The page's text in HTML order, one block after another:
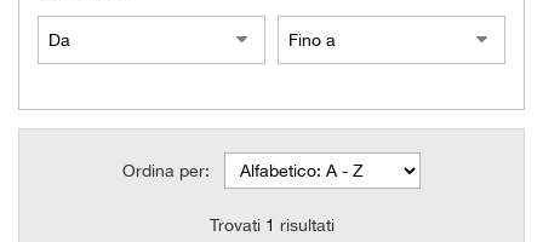
Ordina per:
Trovati 1 risultati